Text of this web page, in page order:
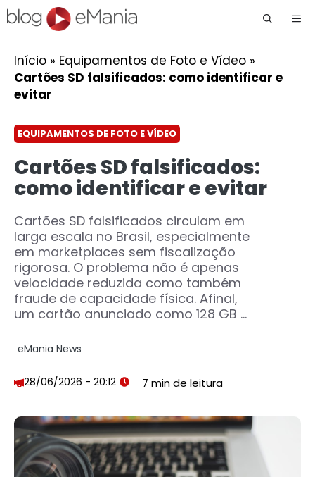
Início » Equipamentos de Foto e Vídeo »
Cartões SD falsificados: como identificar e
evitar
EQUIPAMENTOS DE FOTO E VÍDEO
Cartões SD falsificados:
como identificar e evitar
Cartões SD falsificados circulam em
larga escala no Brasil, especialmente
em marketplaces sem fiscalização
rigorosa. O problema não é apenas
velocidade reduzida como também
fraude de capacidade física. Afinal,
um cartão anunciado como 128 GB ...
eMania News
28/06/2026 - 20:12